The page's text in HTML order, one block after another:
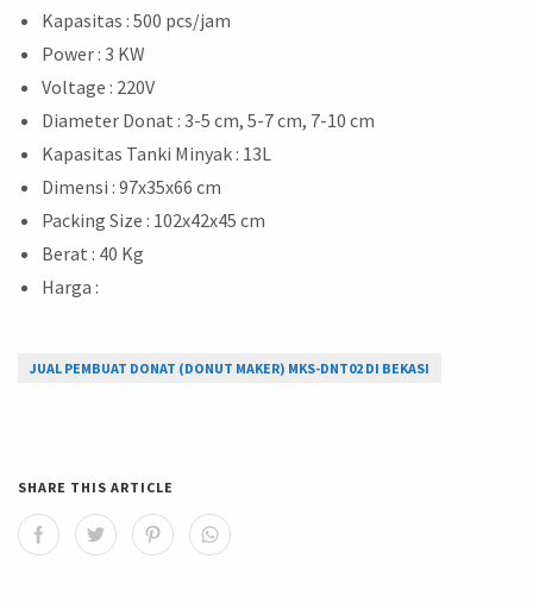
Kapasitas : 500 pcs/jam
Power : 3 KW
Voltage : 220V
Diameter Donat : 3-5 cm, 5-7 cm, 7-10 cm
Kapasitas Tanki Minyak : 13L
Dimensi : 97x35x66 cm
Packing Size : 102x42x45 cm
Berat : 40 Kg
Harga :
JUAL PEMBUAT DONAT (DONUT MAKER) MKS-DNT02 DI BEKASI
SHARE THIS ARTICLE